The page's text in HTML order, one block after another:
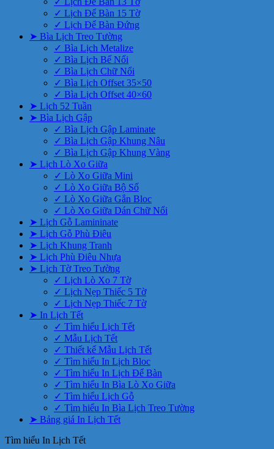
✓ Lịch Để Bàn 15 Tờ
✓ Lịch Để Bàn Đứng
➤ Bìa Lịch Treo Tường
✓ Bìa Lịch Metalize
✓ Bìa Lịch Bế Nổi
✓ Bìa Lịch Chữ Nổi
✓ Bìa Lịch Offset 35×50
✓ Bìa Lịch Offset 40×60
➤ Lịch 52 Tuần
➤ Bìa Lịch Gập
✓ Bìa Lịch Gập Laminate
✓ Bìa Lịch Gập Khung Nâu
✓ Bìa Lịch Gập Khung Vàng
➤ Lịch Lò Xo Giữa
✓ Lò Xo Giữa Mini
✓ Lò Xo Giữa Bộ Số
✓ Lò Xo Giữa Gắn Bloc
✓ Lò Xo Giữa Dán Chữ Nổi
➤ Lịch Gỗ Lamininate
➤ Lịch Gỗ Phù Điêu
➤ Lịch Khung Tranh
➤ Lịch Phù Điêu Nhựa
➤ Lịch Tờ Treo Tường
✓ Lịch Lò Xo 7 Tờ
✓ Lịch Nẹp Thiếc 5 Tờ
✓ Lịch Nẹp Thiếc 7 Tờ
➤ In Lịch Tết
✓ Tìm hiểu Lịch Tết
✓ Mẫu Lịch Tết
✓ Thiết kế Mẫu Lịch Tết
✓ Tìm hiểu In Lịch Bloc
✓ Tìm hiểu In Lịch Để Bàn
✓ Tìm hiểu In Bìa Lò Xo Giữa
✓ Tìm hiểu Lịch Gỗ
✓ Tìm hiểu In Bìa Lịch Treo Tường
➤ Bảng giá In Lịch Tết
Tìm hiểu In Lịch Tết